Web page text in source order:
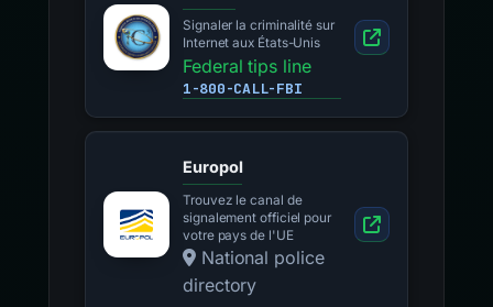
Signaler la criminalité sur
Internet aux États-Unis
Federal tips line
1-800-CALL-FBI
Europol
Trouvez le canal de
signalement officiel pour
votre pays de l'UE
National police
directory